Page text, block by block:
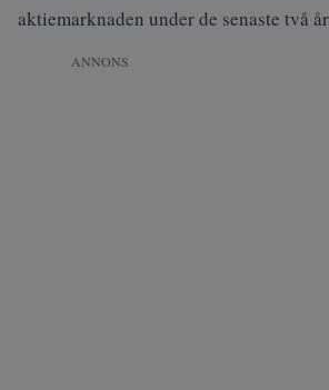
aktiemarknaden under de senaste två
ANNONS